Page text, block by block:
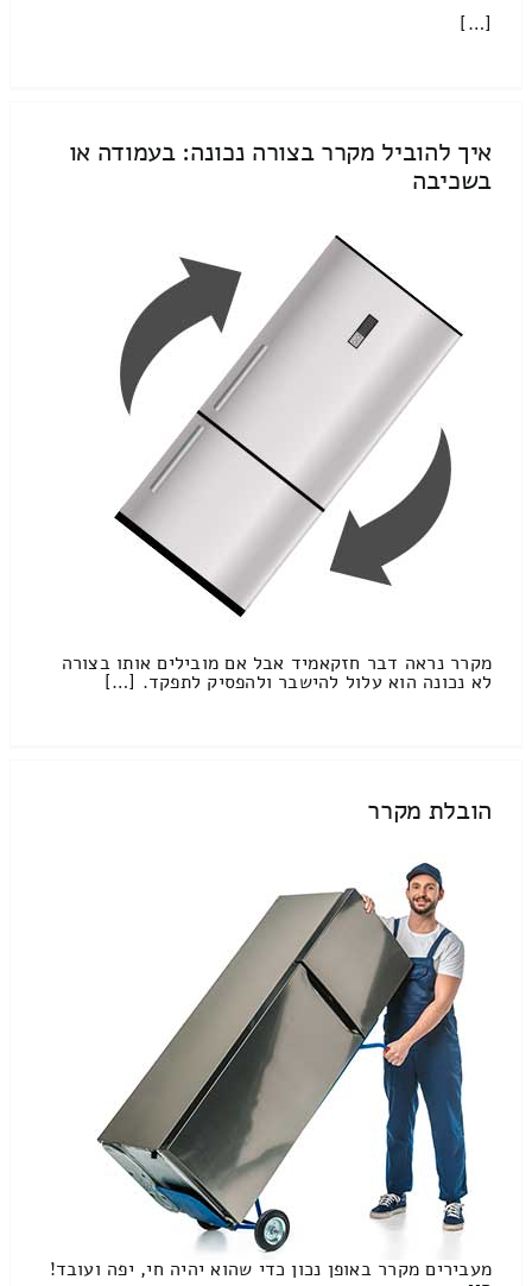
[…]
איך להוביל מקרר בצורה נכונה: בעמודה או
בשכיבה
מקרר נראה דבר חזקאמיד אבל אם מובילים אותו בצורה
לא נכונה הוא עלול להישבר ולהפסיק לתפקד. […]
הובלת מקרר
מעבירים מקרר באופן נכון כדי שהוא יהיה חי, יפה ועובד!